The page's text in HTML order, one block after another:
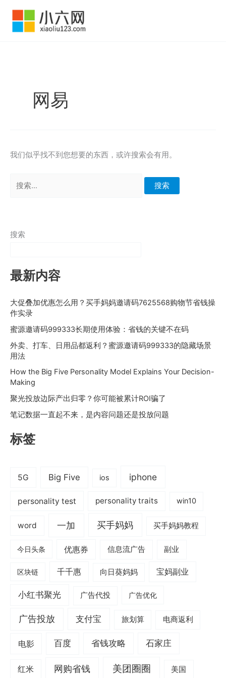
网易
我们似乎找不到您想要的东西，或许搜索会有用。
索：
搜索
最新内容
大促叠加优惠怎么用？买手妈妈邀请码7625568购物节省钱操
作实录
蜜源邀请码999333长期使用体验：省钱的关键不在码
外卖、打车、日用品都返利？蜜源邀请码999333的隐藏场景
用法
How the Big Five Personality Model Explains Your Decision-
Making
聚光投放边际产出归零？你可能被累计ROI骗了
笔记数据一直起不来，是内容问题还是投放问题
标签
5G Big Five ios iphone
personality test personality traits win10
word 一加 买手妈妈 买手妈妈教程
今日头条 优惠券 信息流广告 副业
区块链 千千惠 向日葵妈妈 宝妈副业
小红书聚光 广告代投 广告优化
广告投放 支付宝 旅划算 电商返利
电影 百度 省钱攻略 石家庄
红米 网购省钱 美团圈圈 美国